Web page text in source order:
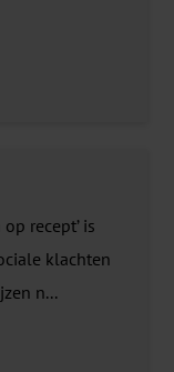
recept’ is
klachten
n...